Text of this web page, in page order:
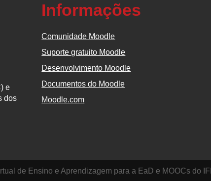
e
dos
Informações
Comunidade Moodle
Suporte gratuito Moodle
Desenvolvimento Moodle
Documentos do Moodle
Moodle.com
de Ensino e Aprendizagem para a EaD e MOOCs do